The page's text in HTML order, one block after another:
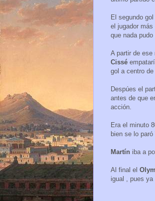
El segundo gol
el jugador
que nada pudo
A partir de ese
Cissé
gol a centro de
Despúes el
antes de que
acción.
Era el minuto
bien se lo paró
Martín iba a
Al final el
igual , pues ya